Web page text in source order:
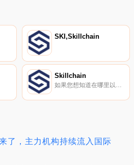
SKI,Skillchain
Skillchain
了，主力机构持续流入国际